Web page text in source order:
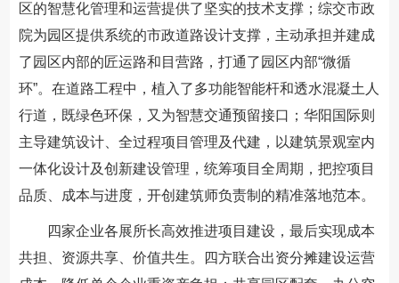
区的智慧化管理和运营提供了坚实的技术支撑；综交市政
院为园区提供系统的市政道路设计支撑，主动承担并建成
了园区内部的匠运路和目营路，打通了园区内部“微循
环”。在道路工程中，植入了多功能智能杆和透水混凝土人
行道，既绿色环保，又为智慧交通预留接口；华阳国际则
主导建筑设计、全过程项目管理及代建，以建筑景观室内
一体化设计及创新建设管理，统筹项目全周期，把控项目
品质、成本与进度，开创建筑师负责制的精准落地范本。
四家企业各展所长高效推进项目建设，最后实现成本
共担、资源共享、价值共生。四方联合出资分摊建设运营